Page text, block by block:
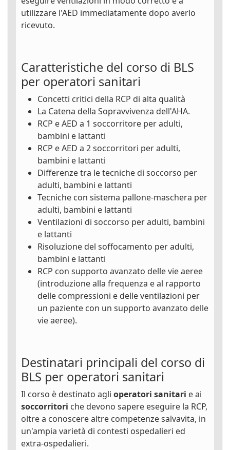
utilizzare l'AED immediatamente dopo averlo
ricevuto.
Caratteristiche del corso di BLS
per operatori sanitari
Concetti critici della RCP di alta qualità
La Catena della Sopravvivenza dell'AHA.
RCP e AED a 1 soccorritore per adulti,
bambini e lattanti
RCP e AED a 2 soccorritori per adulti,
bambini e lattanti
Differenze tra le tecniche di soccorso per
adulti, bambini e lattanti
Tecniche con sistema pallone-maschera per
adulti, bambini e lattanti
Ventilazioni di soccorso per adulti, bambini
e lattanti
Risoluzione del soffocamento per adulti,
bambini e lattanti
RCP con supporto avanzato delle vie aeree
(introduzione alla frequenza e al rapporto
delle compressioni e delle ventilazioni per
un paziente con un supporto avanzato delle
vie aeree).
Destinatari principali del corso di
BLS per operatori sanitari
Il corso è destinato agli operatori sanitari e ai
soccorritori che devono sapere eseguire la RCP,
oltre a conoscere altre competenze salvavita, in
un'ampia varietà di contesti ospedalieri ed
extra-ospedalieri.